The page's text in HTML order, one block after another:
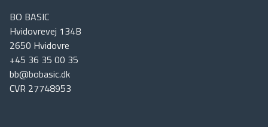
BO BASIC
Hvidovrevej 134B
2650 Hvidovre
+45 36 35 00 35
bb@bobasic.dk
CVR 27748953